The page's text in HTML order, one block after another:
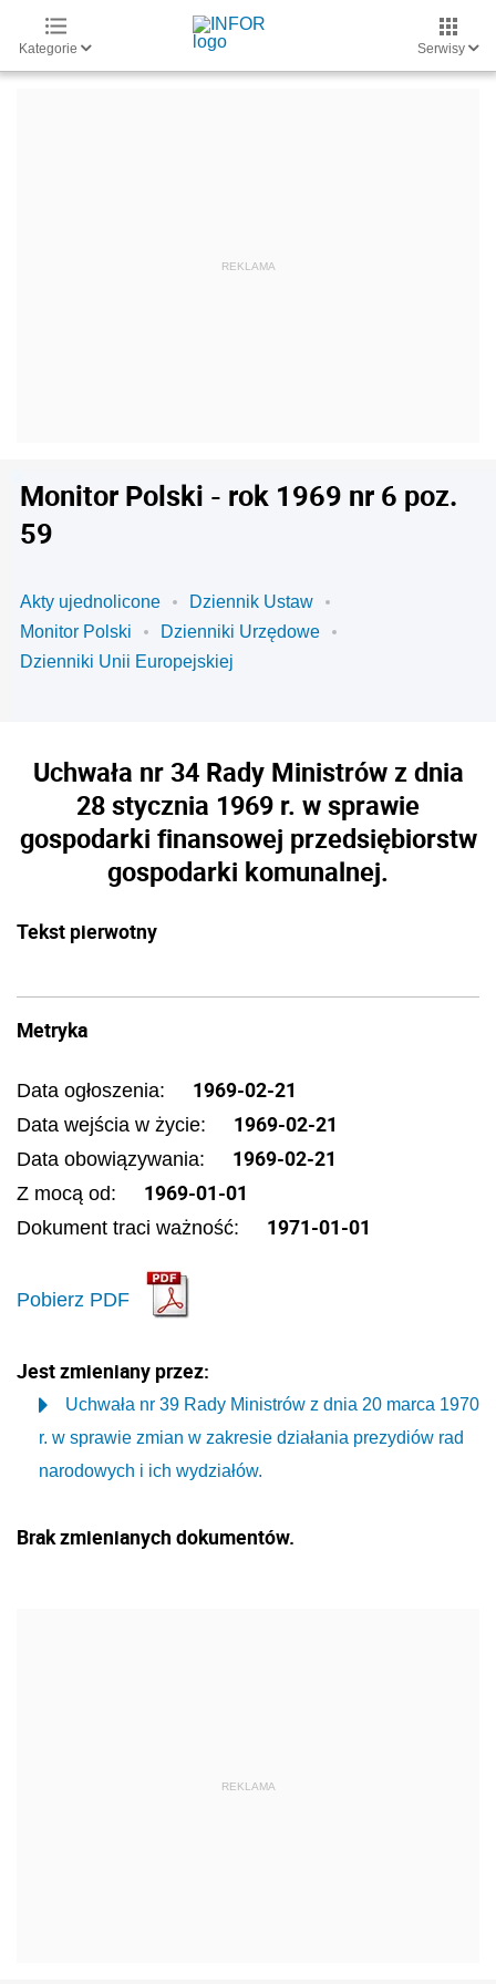
Kategorie Serwisy
Monitor Polski - rok 1969 nr 6 poz.
59
Akty ujednolicone
Dziennik Ustaw
Monitor Polski
Dzienniki Urzędowe
Dzienniki Unii Europejskiej
Uchwała nr 34 Rady Ministrów z dnia
28 stycznia 1969 r. w sprawie
gospodarki finansowej przedsiębiorstw
gospodarki komunalnej.
Tekst pierwotny
Metryka
Data ogłoszenia: 1969-02-21
Data wejścia w życie: 1969-02-21
Data obowiązywania: 1969-02-21
Z mocą od: 1969-01-01
Dokument traci ważność: 1971-01-01
Pobierz PDF
Jest zmieniany przez:
Uchwała nr 39 Rady Ministrów z dnia 20 marca 1970
r. w sprawie zmian w zakresie działania prezydiów rad
narodowych i ich wydziałów.
Brak zmienianych dokumentów.